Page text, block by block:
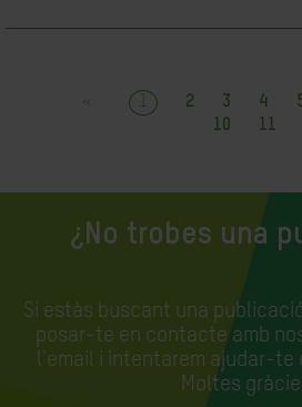
« 1 2 3 4
10
11
¿No trobes una
Si estàs buscant una
posar-te en contacte amb
l'email i intentarem ajudar-te
Moltes